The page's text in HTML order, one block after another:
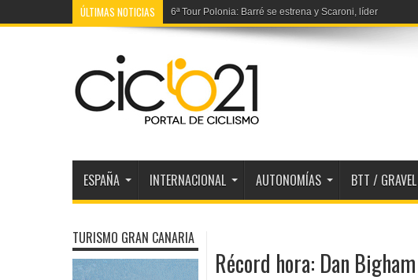
ÚLTIMAS NOTICIAS 6ª Tour Polonia: Barré se estrena y Scaroni, líder
ESPAÑA INTERNACIONAL AUTONOMÍAS BTT / GRAVEL
Récord hora: Dan
TURISMO GRAN CANARIA